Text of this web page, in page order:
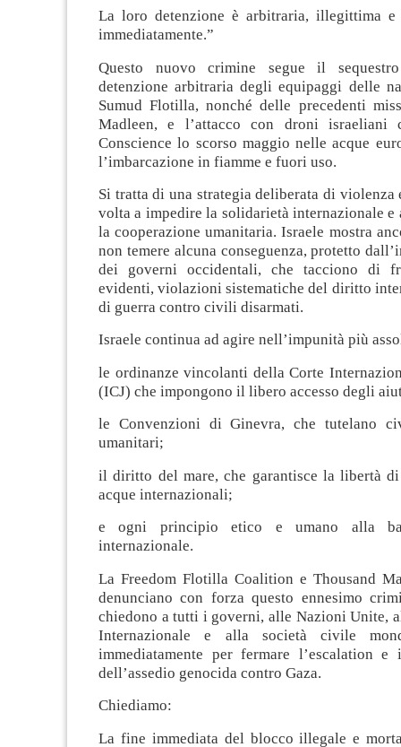
La loro detenzione è arbitraria, illegittima e
immediatamente.”
Questo nuovo crimine segue il
detenzione arbitraria degli equipaggi delle
Sumud Flotilla, nonché delle precedenti
Madleen, e l’attacco con droni israeliani
Conscience lo scorso maggio nelle acque
l’imbarcazione in fiamme e fuori uso.
Si tratta di una strategia deliberata di violenza
volta a impedire la solidarietà internazionale e
la cooperazione umanitaria. Israele mostra
non temere alcuna conseguenza, protetto
dei governi occidentali, che tacciono di
evidenti, violazioni sistematiche del diritto
di guerra contro civili disarmati.
Israele continua ad agire nell’impunità più
le ordinanze vincolanti della Corte
(ICJ) che impongono il libero accesso degli
le Convenzioni di Ginevra, che tutelano
umanitari;
il diritto del mare, che garantisce la libertà
acque internazionali;
e ogni principio etico e umano alla
internazionale.
La Freedom Flotilla Coalition e Thousand
denunciano con forza questo ennesimo
chiedono a tutti i governi, alle Nazioni Unite,
Internazionale e alla società civile
immediatamente per fermare l’escalation
dell’assedio genocida contro Gaza.
Chiediamo:
La fine immediata del blocco illegale e